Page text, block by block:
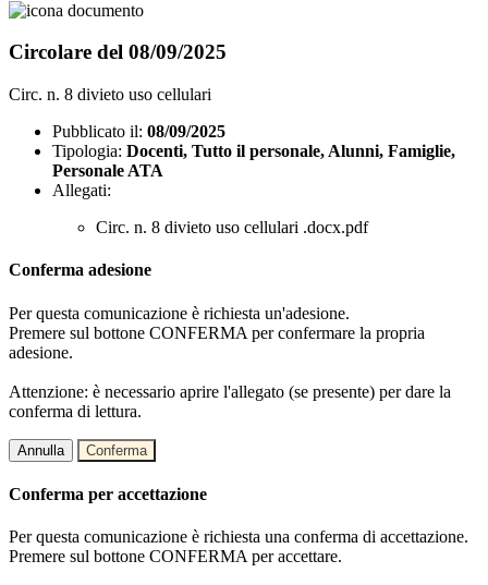
Circolare del 08/09/2025
Circ. n. 8 divieto uso cellulari
Pubblicato il: 08/09/2025
Tipologia: Docenti, Tutto il personale, Alunni, Famiglie,
Personale ATA
Allegati:
Circ. n. 8 divieto uso cellulari .docx.pdf
Conferma adesione
Per questa comunicazione è richiesta un'adesione.
Premere sul bottone CONFERMA per confermare la propria
adesione.
Attenzione: è necessario aprire l'allegato (se presente) per dare la
conferma di lettura.
Annulla Conferma
Conferma per accettazione
Per questa comunicazione è richiesta una conferma di accettazione.
Premere sul bottone CONFERMA per accettare.